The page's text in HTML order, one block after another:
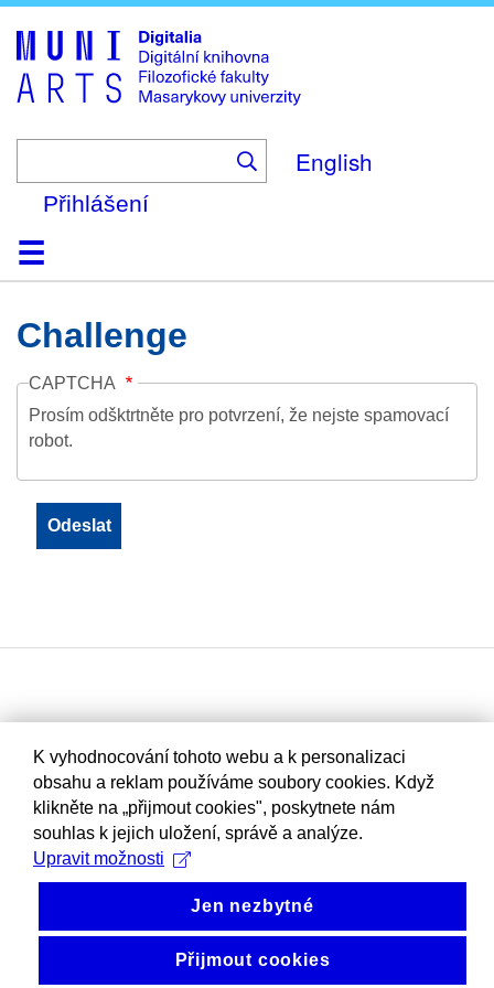
to
main
content
English
Přihlášení
DomůKolekce
Prohlížení
Vyhledávání
O platformě
Nápověda
KontaktDigitalia
Challenge
CAPTCHA
Prosím odšktrtněte pro potvrzení, že nejste spamovací
robot.
K vyhodnocování tohoto webu a k personalizaci
obsahu a reklam používáme soubory cookies. Když
klikněte na „přijmout cookies", poskytnete nám
souhlas k jejich uložení, správě a analýze.
Upravit možnosti
Jen nezbytné
Přijmout cookies